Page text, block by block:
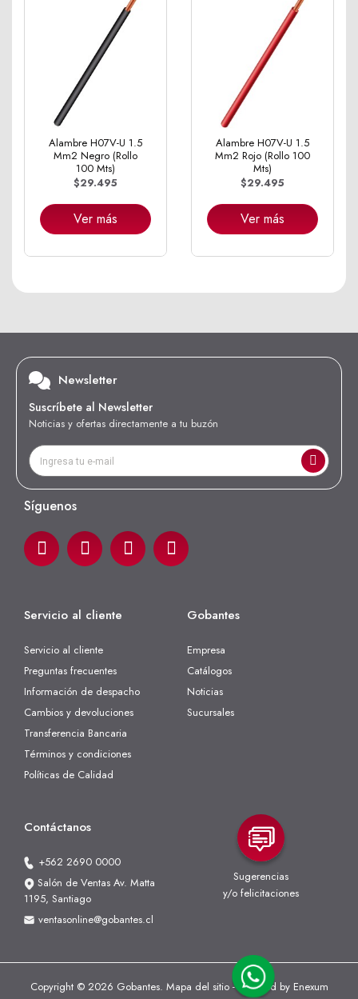
Alambre H07V-U 1.5
Mm2 Negro (Rollo
100 Mts)
$29.495
Ver más
Alambre H07V-U 1.5
Mm2 Rojo (Rollo 100
Mts)
$29.495
Ver más
Newsletter
Suscríbete al Newsletter
Noticias y ofertas directamente a tu buzón
Síguenos
Servicio al cliente
Servicio al cliente
Preguntas frecuentes
Información de despacho
Cambios y devoluciones
Transferencia Bancaria
Términos y condiciones
Políticas de Calidad
Gobantes
Empresa
Catálogos
Noticias
Sucursales
Contáctanos
+562 2690 0000
Salón de Ventas Av. Matta
1195, Santiago
ventasonline@gobantes.cl
Sugerencias
y/o felicitaciones
Copyright © 2026 Gobantes. Mapa del sitio- Powered by Enexum